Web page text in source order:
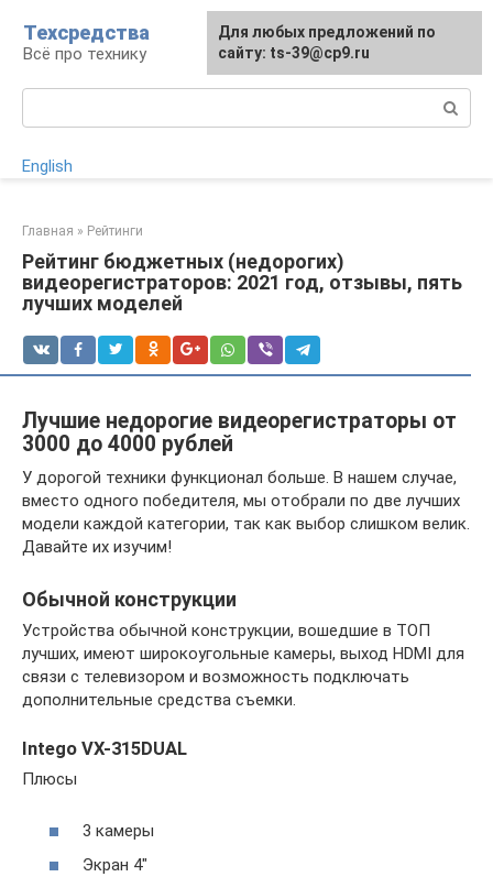
контенту
Техсредства
Всё про технику
English
Главная » Рейтинги
Рейтинг бюджетных (недорогих)
видеорегистраторов: 2021 год, отзывы, пять
лучших моделей
Лучшие недорогие видеорегистраторы от
3000 до 4000 рублей
У дорогой техники функционал больше. В нашем случае,
вместо одного победителя, мы отобрали по две лучших
модели каждой категории, так как выбор слишком велик.
Давайте их изучим!
Обычной конструкции
Устройства обычной конструкции, вошедшие в ТОП
лучших, имеют широкоугольные камеры, выход HDMI для
связи с телевизором и возможность подключать
дополнительные средства съемки.
Intego VX-315DUAL
Плюсы
3 камеры
Экран 4″
Для любых предложений по
сайту: ts-39@cp9.ru